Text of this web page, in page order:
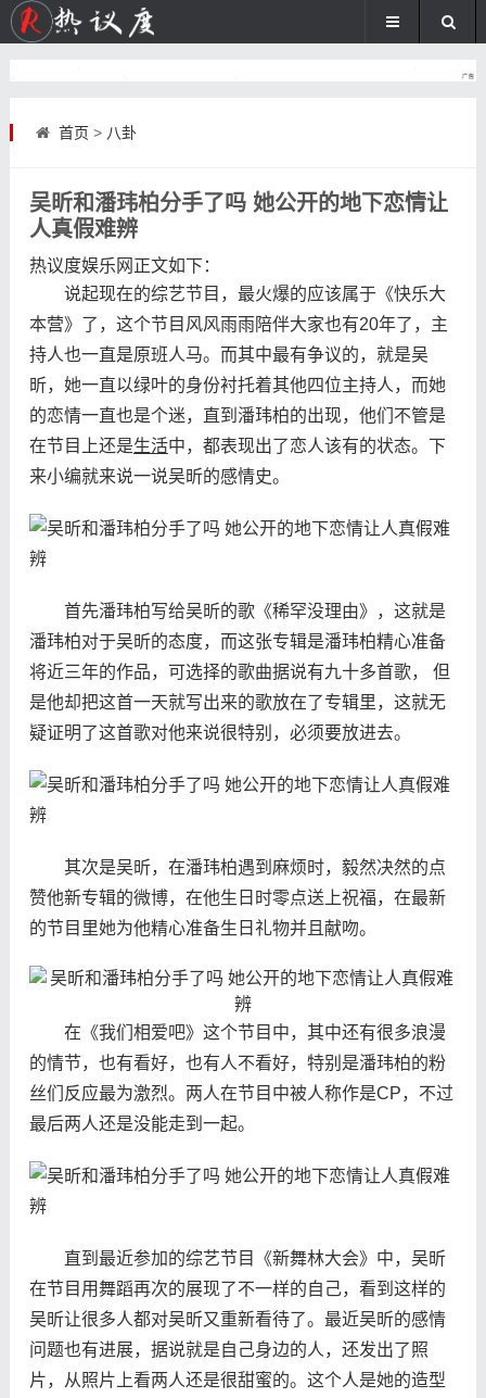
首页 > 八卦
吴昕和潘玮柏分手了吗 她公开的地下恋情让
人真假难辨
热议度娱乐网 正文如下：
说起现在的综艺节目，最火爆的应该属于《快乐大
本营》了，这个节目风风雨雨陪伴大家也有20年了，主
持人也一直是原班人马。而其中最有争议的，就是吴
昕，她一直以绿叶的身份衬托着其他四位主持人，而她
的恋情一直也是个迷，直到潘玮柏的出现，他们不管是
在节目上还是生活中，都表现出了恋人该有的状态。下
来小编就来说一说吴昕的感情史。
首先潘玮柏写给吴昕的歌《稀罕没理由》，这就是
潘玮柏对于吴昕的态度，而这张专辑是潘玮柏精心准备
将近三年的作品，可选择的歌曲据说有九十多首歌， 但
是他却把这首一天就写出来的歌放在了专辑里，这就无
疑证明了这首歌对他来说很特别，必须要放进去。
其次是吴昕，在潘玮柏遇到麻烦时，毅然决然的点
赞他新专辑的微博，在他生日时零点送上祝福，在最新
的节目里她为他精心准备生日礼物并且献吻。
在《我们相爱吧》这个节目中，其中还有很多浪漫
的情节，也有看好，也有人不看好，特别是潘玮柏的粉
丝们反应最为激烈。两人在节目中被人称作是CP，不过
最后两人还是没能走到一起。
直到最近参加的综艺节目《新舞林大会》中，吴昕
在节目用舞蹈再次的展现了不一样的自己，看到这样的
吴昕让很多人都对吴昕又重新看待了。最近吴昕的感情
问题也有进展，据说就是自己身边的人，还发出了照
片，从照片上看两人还是很甜蜜的。这个人是她的造型